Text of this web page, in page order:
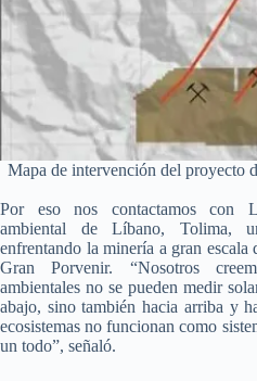
Mapa de intervención del proyecto
Por eso nos contactamos con
ambiental de Líbano, Tolima,
enfrentando la minería a gran
Gran Porvenir. “Nosotros
ambientales no se pueden medir
abajo, sino también hacia arriba y
ecosistemas no funcionan como
un todo”, señaló.